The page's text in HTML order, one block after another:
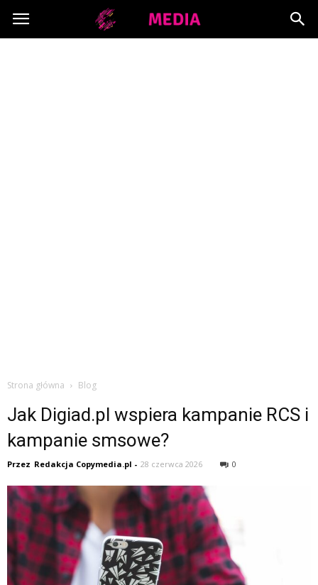
Copymedia.pl
Strona główna Blog
Jak Digiad.pl wspiera kampanie RCS i
kampanie smsowe?
Przez Redakcja Copymedia.pl - 28 czerwca 2026 0